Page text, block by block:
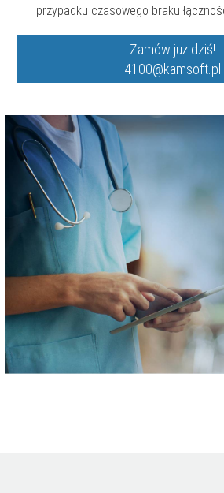
przypadku czasowego braku
Zamów już dziś!
4100@kamsoft.pl